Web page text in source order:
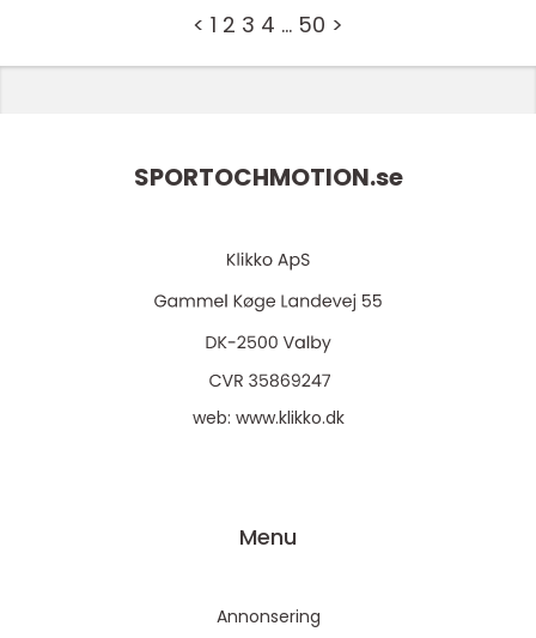
< 1 2 3 4 … 50 >
SPORTOCHMOTION.se
web: www.klikko.dk
Menu
Annonsering